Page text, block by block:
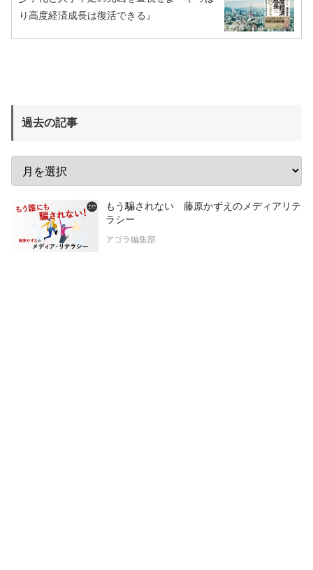
り高度経済成長は復活できる』
過去の記事
もう騙されない 藤原かずえのメディアリテ
ラシー
アゴラ編集部